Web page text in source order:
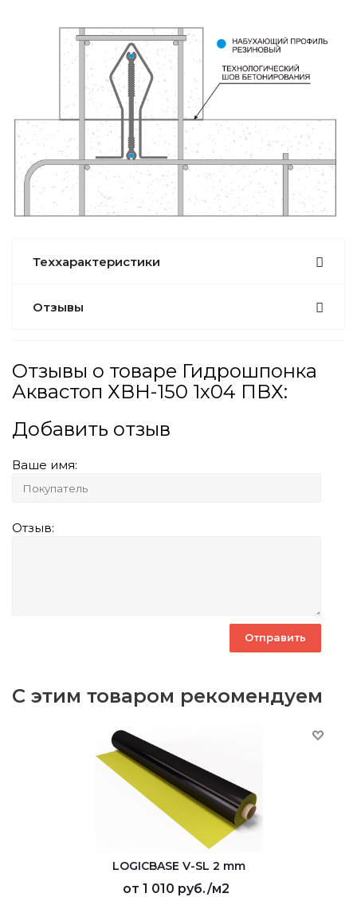
Теххарактеристики
Отзывы
Отзывы о товаре Гидрошпонка
Аквастоп ХВН-150 1х04 ПВХ:
Добавить отзыв
Ваше имя:
Отзыв:
С этим товаром рекомендуем
LOGICBASE V-SL 2 mm
от 1 010 руб./м2